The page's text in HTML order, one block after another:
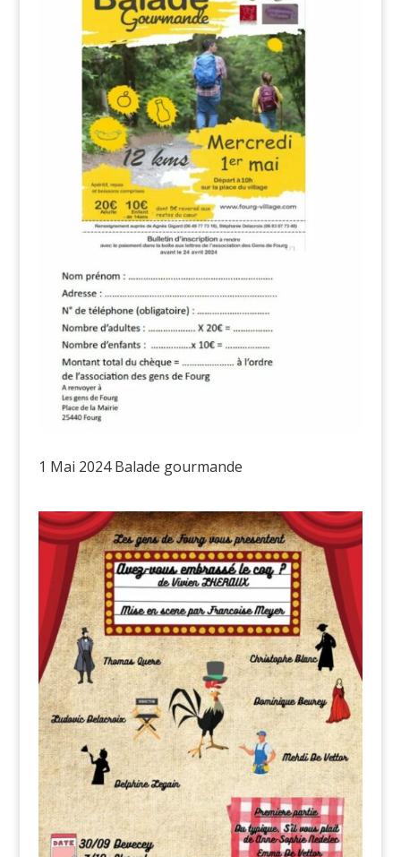
1 Mai 2024 Balade gourmande